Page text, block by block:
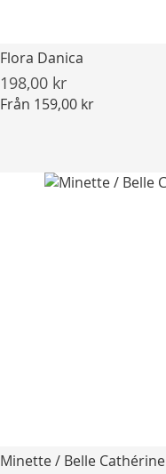
Flora Danica
198,00 kr
Från 159,00 kr
Minette / Belle Cathérine